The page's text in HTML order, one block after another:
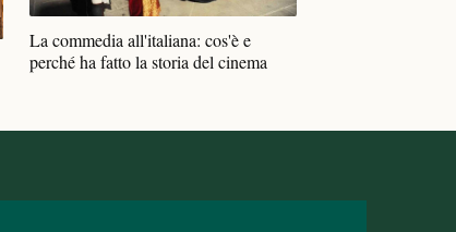
La commedia all'italiana: cos'è e
perché ha fatto la storia del cinema